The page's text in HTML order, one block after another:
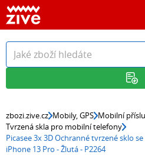
zbozi.zive.cz Mobily, GPS Mobilní
Tvrzená skla pro mobilní telefony
Picasee 3x 3D Ochranné tvrzené sklo
iPhone 13 Pro - Žlutá - P2264